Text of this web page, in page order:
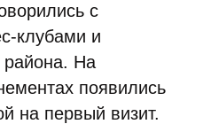
с
клубами и
района. На
появились
на первый визит.